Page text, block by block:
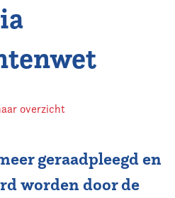
overzicht
geraadpleegd en
worden door de